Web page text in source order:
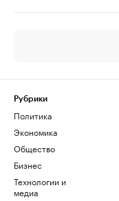
Рубрики
Политика
Экономика
Общество
Бизнес
Технологии и
медиа